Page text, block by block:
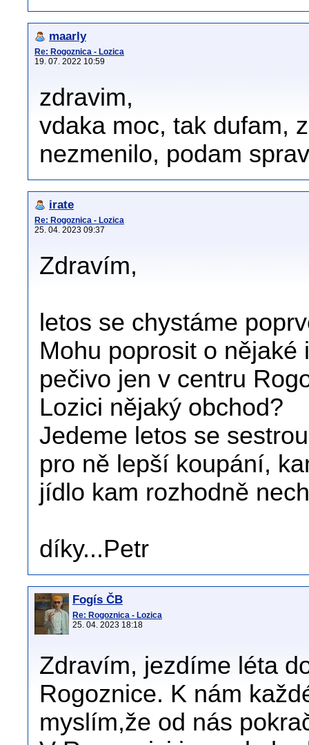
maarly
Re: Rogoznica - Lozica
19. 07. 2022 10:59
zdravim,
vdaka moc, tak dufam,
nezmenilo, podam
irate
Re: Rogoznica - Lozica
25. 04. 2023 09:37
Zdravím,
letos se chystáme
Mohu poprosit o
pečivo jen v centru
Lozici nějaký obchod?
Jedeme letos se
pro ně lepší koupání,
jídlo kam rozhodně
díky...Petr
Fogís ČB
Re: Rogoznica - Lozica
25. 04. 2023 18:18
Zdravím, jezdíme léta
Rogoznice. K nám
myslím,že od nás